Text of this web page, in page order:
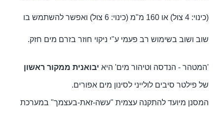
(כינוי: 4 צול) או 160 מ"מ (כינוי: 6 צול) ואפשר להשתמש בו
שוב ושוב בשימוש רב פעמי ע"י ניקוי חוזר בזרם מים חזק.
'המטהר - הנדסה וטיהור מים' היא יבואנית ממקור ראשון
של פילטר סיבים לולייני לסינון מים אפורים.
המסנן מיועד להתקנה עצמית "עשה-זאת-בעצמך" במערכת